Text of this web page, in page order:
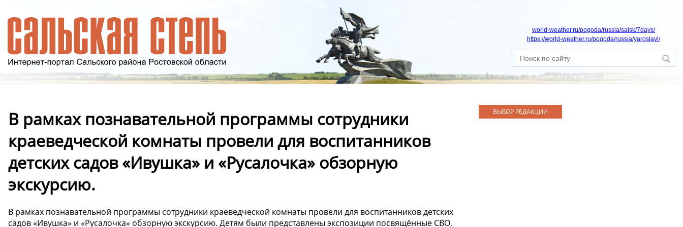
world-weather.ru/pogoda/russia/salsk/7days/
https://world-weather.ru/pogoda/russia/yaroslavl/
В рамках познавательной программы сотрудники
краеведческой комнаты провели для воспитанников
детских садов «Ивушка» и «Русалочка» обзорную
экскурсию.
В рамках познавательной программы сотрудники краеведческой комнаты провели для воспитанников детских
садов «Ивушка» и «Русалочка» обзорную экскурсию. Детям были представлены экспозиции посвящённые СВО,
ВЫБОР РЕДАКЦИИ